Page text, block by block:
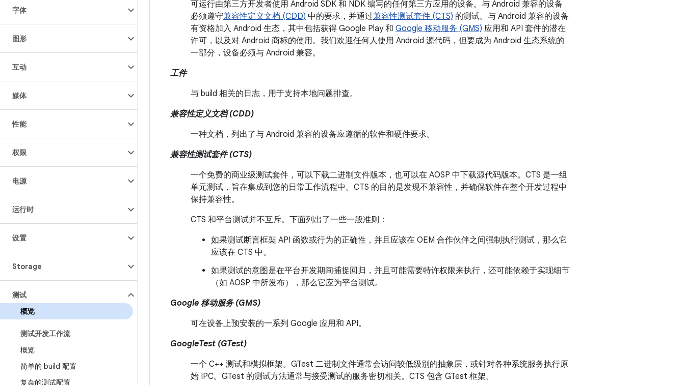
字体
图形
互动
媒体
性能
权限
电源
运行时
设置
Storage
测试
概览
测试开发工作流
概览
简单的 build 配置
复杂的测试配置
可运行由第三方开发者使用 Android SDK 和 NDK 编写的任何第三方应用的设备。与 Android 兼容的设备
必须遵守兼容性定义文档 (CDD) 中的要求，并通过兼容性测试套件 (CTS) 的测试。与 Android 兼容的设备
有资格加入 Android 生态，其中包括获得 Google Play 和 Google 移动服务 (GMS) 应用和 API 套件的潜在
许可，以及对 Android 商标的使用。我们欢迎任何人使用 Android 源代码，但要成为 Android 生态系统的
一部分，设备必须与 Android 兼容。
工件
与 build 相关的日志，用于支持本地问题排查。
兼容性定义文档 (CDD)
一种文档，列出了与 Android 兼容的设备应遵循的软件和硬件要求。
兼容性测试套件 (CTS)
一个免费的商业级测试套件，可以下载二进制文件版本，也可以在 AOSP 中下载源代码版本。CTS 是一组
单元测试，旨在集成到您的日常工作流程中。CTS 的目的是发现不兼容性，并确保软件在整个开发过程中
保持兼容性。
CTS 和平台测试并不互斥。下面列出了一些一般准则：
如果测试断言框架 API 函数或行为的正确性，并且应该在 OEM 合作伙伴之间强制执行测试，那么它
应该在 CTS 中。
如果测试的意图是在平台开发期间捕捉回归，并且可能需要特许权限来执行，还可能依赖于实现细节
（如 AOSP 中所发布），那么它应为平台测试。
Google 移动服务 (GMS)
可在设备上预安装的一系列 Google 应用和 API。
GoogleTest (GTest)
一个 C++ 测试和模拟框架。GTest 二进制文件通常会访问较低级别的抽象层，或针对各种系统服务执行原
始 IPC。GTest 的测试方法通常与接受测试的服务密切相关。CTS 包含 GTest 框架。